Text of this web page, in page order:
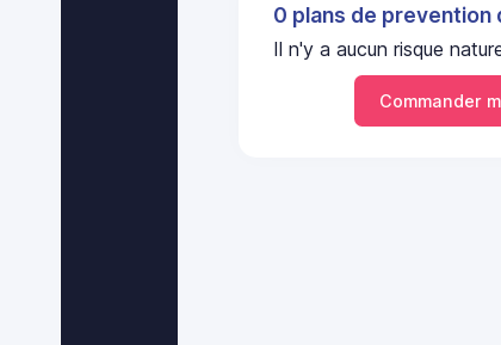
0 plans de prevention
Il n'y a aucun risque
Commander